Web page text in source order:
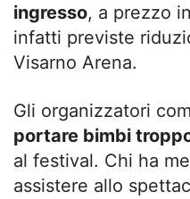
ingresso, a prezzo
infatti previste
Visarno Arena.
Gli organizzatori
portare bimbi
al festival. Chi ha
assistere allo